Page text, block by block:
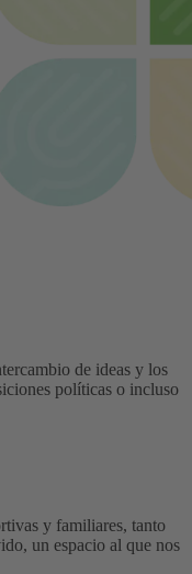
de ideas y los
políticas o incluso
y familiares, tanto
un espacio al que nos